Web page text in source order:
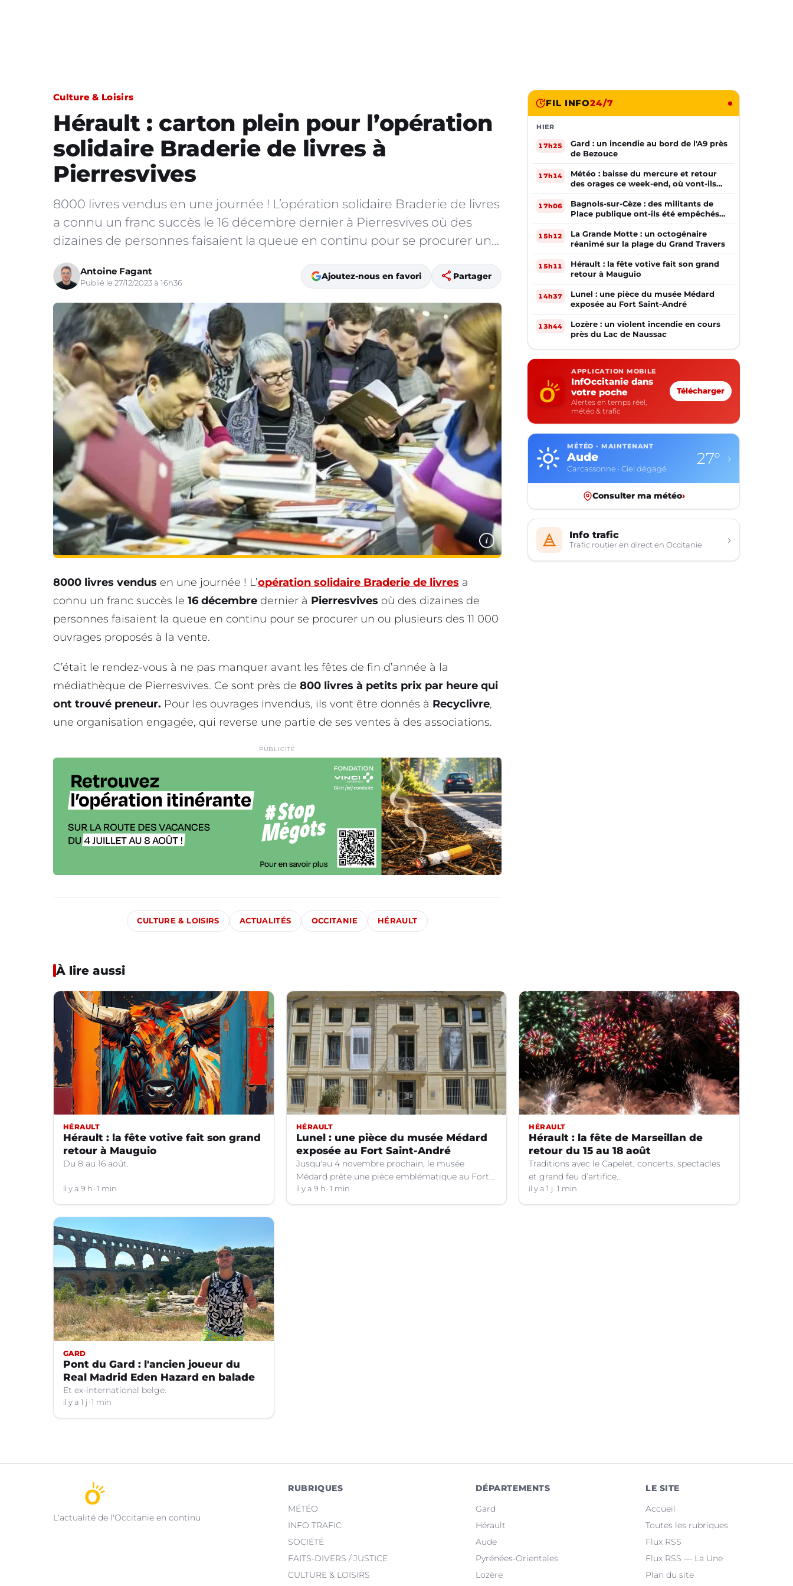
Culture & Loisirs
Hérault : carton plein pour l’opération
solidaire Braderie de livres à
Pierresvives
8000 livres vendus en une journée ! L’opération solidaire Braderie de livres
a connu un franc succès le 16 décembre dernier à Pierresvives où des
dizaines de personnes faisaient la queue en continu pour se procurer un…
Antoine Fagant
Publié le 27/12/2023 à 16h36
Ajoutez-nous en favori share Partager
i
8000 livres vendus en une journée ! L’opération solidaire Braderie de livres a
connu un franc succès le 16 décembre dernier à Pierresvives où des dizaines de
personnes faisaient la queue en continu pour se procurer un ou plusieurs des 11 000
ouvrages proposés à la vente.
C’était le rendez-vous à ne pas manquer avant les fêtes de fin d’année à la
médiathèque de Pierresvives. Ce sont près de 800 livres à petits prix par heure qui
ont trouvé preneur. Pour les ouvrages invendus, ils vont être donnés à Recyclivre,
une organisation engagée, qui reverse une partie de ses ventes à des associations.
PUBLICITÉ
CULTURE & LOISIRS ACTUALITÉS OCCITANIE HÉRAULT
FIL INFO24/7
HIER
17h25
Gard : un incendie au bord de l'A9 près
de Bezouce
17h14
Météo : baisse du mercure et retour
des orages ce week-end, où vont-ils
frapper ?
17h06
Bagnols-sur-Cèze : des militants de
Place publique ont-ils été empêchés
de tracter par la mairie ?
15h12
La Grande Motte : un octogénaire
réanimé sur la plage du Grand Travers
15h11
Hérault : la fête votive fait son grand
retour à Mauguio
14h37
Lunel : une pièce du musée Médard
exposée au Fort Saint-André
13h44
Lozère : un violent incendie en cours
près du Lac de Naussac
APPLICATION MOBILE
InfOccitanie dans
votre poche
Alertes en temps réel,
météo & trafic
Télécharger
MÉTÉO · MAINTENANT
Aude
Carcassonne · Ciel dégagé
27° ›
Consulter ma météo›
Info trafic
Trafic routier en direct en Occitanie ›
À lire aussi
HÉRAULT
Hérault : la fête votive fait son grand
retour à Mauguio
Du 8 au 16 août.
il y a 9 h 1 min
HÉRAULT
Lunel : une pièce du musée Médard
exposée au Fort Saint-André
Jusqu'au 4 novembre prochain, le musée
Médard prête une pièce emblématique au Fort
Saint-André à Villeneuve-lez-Avignon (Gard).
il y a 9 h 1 min
HÉRAULT
Hérault : la fête de Marseillan de
retour du 15 au 18 août
Traditions avec le Capelet, concerts, spectacles
et grand feu d’artifice...
il y a 1 j 1 min
GARD
Pont du Gard : l'ancien joueur du
Real Madrid Eden Hazard en balade
Et ex-international belge.
il y a 1 j 1 min
L'actualité de l'Occitanie en continu
RUBRIQUES
MÉTÉO
INFO TRAFIC
SOCIÉTÉ
FAITS-DIVERS / JUSTICE
CULTURE & LOISIRS
DÉPARTEMENTS
Gard
Hérault
Aude
Pyrénées-Orientales
Lozère
LE SITE
Accueil
Toutes les rubriques
Flux RSS
Flux RSS — La Une
Plan du site